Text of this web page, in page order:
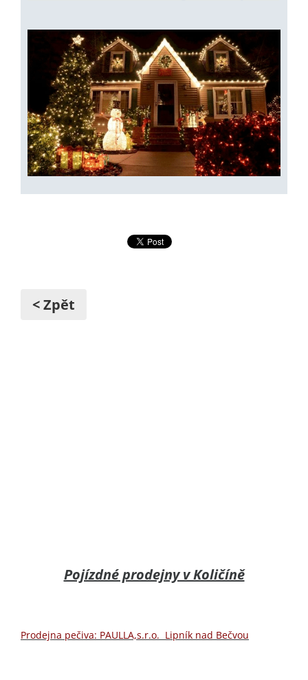
< Zpět
Pojízdné prodejny v Količíně
Prodejna pečiva: PAULLA,s.r.o. Lipník nad Bečvou